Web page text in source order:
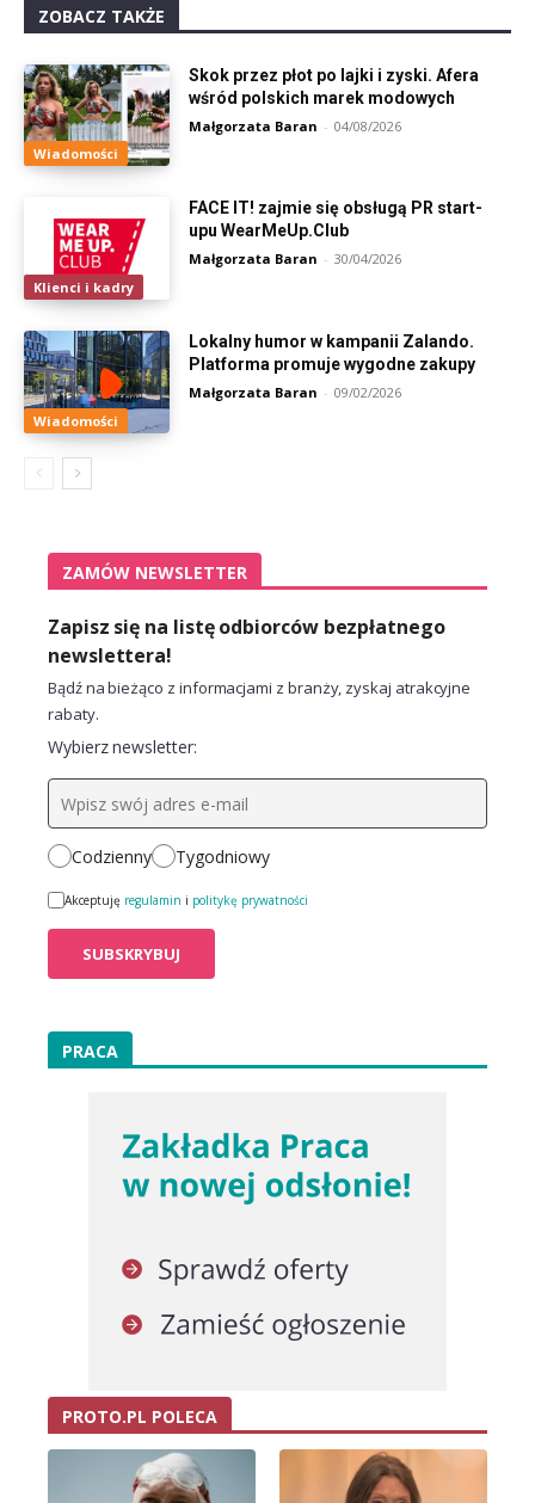
ZOBACZ TAKŻE
Wiadomości
Skok przez płot po lajki i zyski. Afera
wśród polskich marek modowych
Małgorzata Baran - 04/08/2026
Klienci i kadry
FACE IT! zajmie się obsługą PR start-
upu WearMeUp.Club
Małgorzata Baran - 30/04/2026
Wiadomości
Lokalny humor w kampanii Zalando.
Platforma promuje wygodne zakupy
Małgorzata Baran - 09/02/2026
ZAMÓW NEWSLETTER
Zapisz się na listę odbiorców bezpłatnego
newslettera!
Bądź na bieżąco z informacjami z branży, zyskaj atrakcyjne
rabaty.
Wybierz newsletter:
Codzienny Tygodniowy
Akceptuję regulamin i politykę prywatności
PRACA
PROTO.PL POLECA